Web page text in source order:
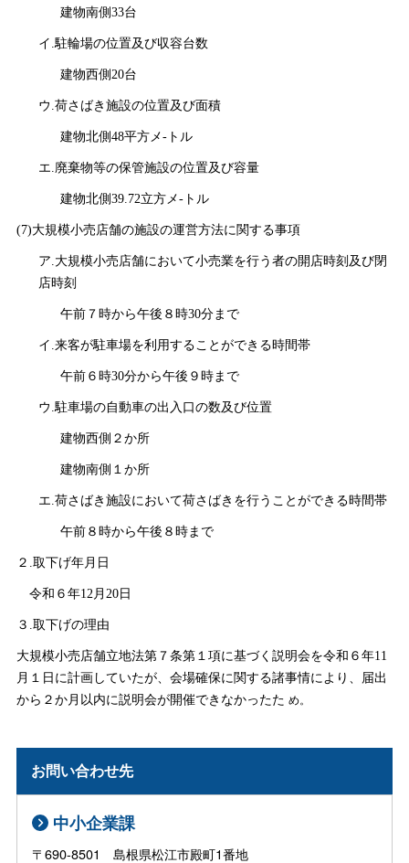
建物南側33台
イ.駐輪場の位置及び収容台数
建物西側20台
ウ.荷さばき施設の位置及び面積
建物北側48平方メ‐トル
エ.廃棄物等の保管施設の位置及び容量
建物北側39.72立方メ‐トル
(7)大規模小売店舗の施設の運営方法に関する事項
ア.大規模小売店舗において小売業を行う者の開店時刻及び閉
店時刻
午前７時から午後８時30分まで
イ.来客が駐車場を利用することができる時間帯
午前６時30分から午後９時まで
ウ.駐車場の自動車の出入口の数及び位置
建物西側２か所
建物南側１か所
エ.荷さばき施設において荷さばきを行うことができる時間帯
午前８時から午後８時まで
２.取下げ年月日
令和６年12月20日
３.取下げの理由
大規模小売店舗立地法第７条第１項に基づく説明会を令和６年11
月１日に計画していたが、会場確保に関する諸事情により、届出
から２か月以内に説明会が開催できなかったた め。
お問い合わせ先
中小企業課
〒690-8501 島根県松江市殿町1番地